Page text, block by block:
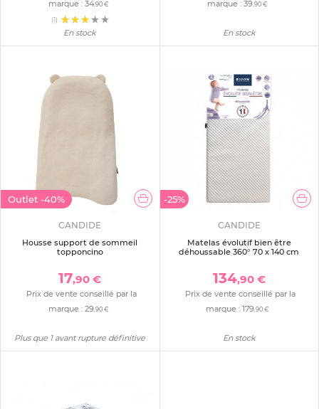
marque : 34,90 €
(1)
En stock
marque :39,90 €
En stock
Outlet -40%
CANDIDE
Housse support de sommeil
topponcino
17,90 €
Prix de vente conseillé par la
marque : 29 ,90 €
Plus que 1 avant rupture définitive
-25%
CANDIDE
Matelas évolutif bien être
déhoussable 360° 70 x 140 cm
134,90 €
Prix de vente conseillé par la
marque :179,90 €
En stock